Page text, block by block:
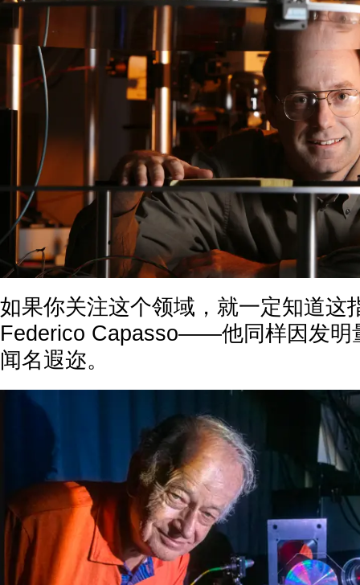
如果你关注这个领域，就一定知道这
Federico Capasso——他同样因发明
闻名遐迩。